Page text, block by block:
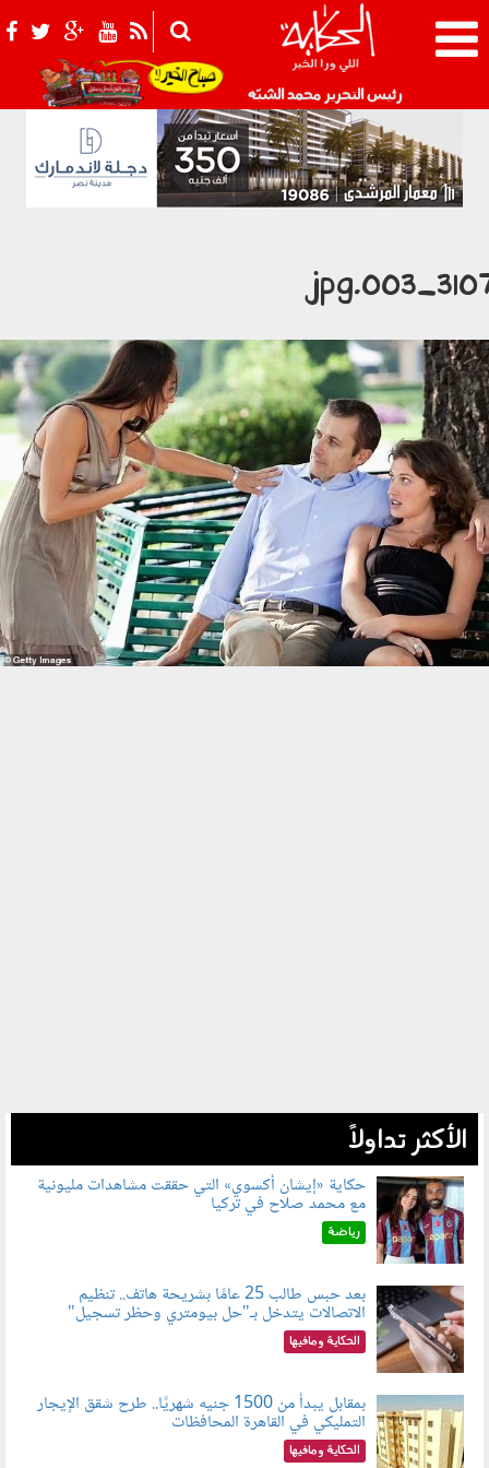
رئيس التحرير محمد الشبّه 021_2.png
الأكثر تداولاً
080802.jpg
حكاية «إيشان أكسوي» التي حققت مشاهدات مليونية
مع محمد صلاح في تركيا
رياضة
080803.jpg
بعد حبس طالب 25 عامًا بشريحة هاتف.. تنظيم
الاتصالات يتدخل بـ"حل بيومتري وحظر تسجيل"
الحكاية ومافيها
080801.jpg
بمقابل يبدأ من 1500 جنيه شهريًا.. طرح شقق الإيجار
التمليكي في القاهرة المحافظات
الحكاية ومافيها